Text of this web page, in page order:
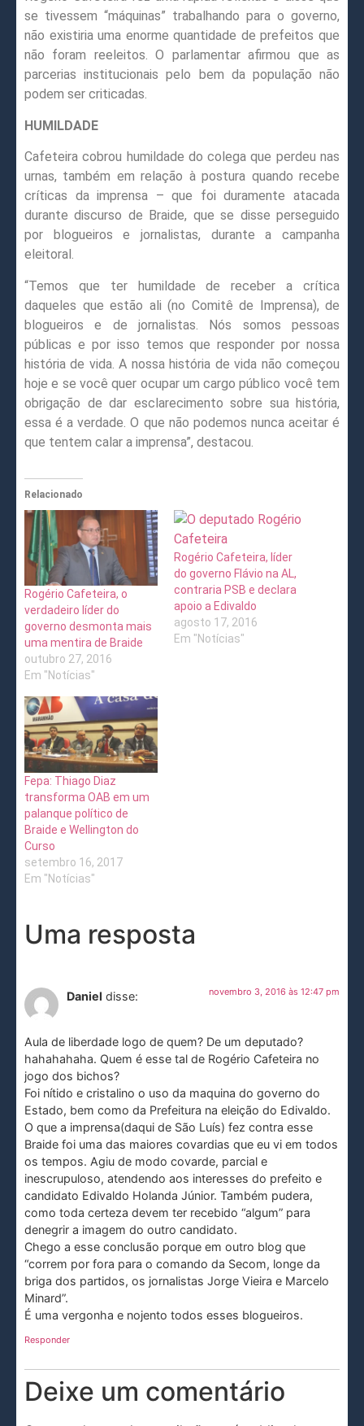
se tivessem “máquinas” trabalhando para o governo,
não existiria uma enorme quantidade de prefeitos que
não foram reeleitos. O parlamentar afirmou que as
parcerias institucionais pelo bem da população não
podem ser criticadas.
HUMILDADE
Cafeteira cobrou humildade do colega que perdeu nas
urnas, também em relação à postura quando recebe
críticas da imprensa – que foi duramente atacada
durante discurso de Braide, que se disse perseguido
por blogueiros e jornalistas, durante a campanha
eleitoral.
“Temos que ter humildade de receber a crítica
daqueles que estão ali (no Comitê de Imprensa), de
blogueiros e de jornalistas. Nós somos pessoas
públicas e por isso temos que responder por nossa
história de vida. A nossa história de vida não começou
hoje e se você quer ocupar um cargo público você tem
obrigação de dar esclarecimento sobre sua história,
essa é a verdade. O que não podemos nunca aceitar é
que tentem calar a imprensa”, destacou.
Relacionado
Rogério Cafeteira, o
verdadeiro líder do
governo desmonta mais
uma mentira de Braide
outubro 27, 2016
Em "Notícias"
Rogério Cafeteira, líder
do governo Flávio na AL,
contraria PSB e declara
apoio a Edivaldo
agosto 17, 2016
Em "Notícias"
Fepa: Thiago Diaz
transforma OAB em um
palanque político de
Braide e Wellington do
Curso
setembro 16, 2017
Em "Notícias"
Uma resposta
Daniel disse: novembro 3, 2016 às 12:47 pm
Aula de liberdade logo de quem? De um deputado?
hahahahaha. Quem é esse tal de Rogério Cafeteira no
jogo dos bichos?
Foi nítido e cristalino o uso da maquina do governo do
Estado, bem como da Prefeitura na eleição do Edivaldo.
O que a imprensa(daqui de São Luís) fez contra esse
Braide foi uma das maiores covardias que eu vi em todos
os tempos. Agiu de modo covarde, parcial e
inescrupuloso, atendendo aos interesses do prefeito e
candidato Edivaldo Holanda Júnior. Também pudera,
como toda certeza devem ter recebido “algum” para
denegrir a imagem do outro candidato.
Chego a esse conclusão porque em outro blog que
“correm por fora para o comando da Secom, longe da
briga dos partidos, os jornalistas Jorge Vieira e Marcelo
Minard”.
É uma vergonha e nojento todos esses blogueiros.
Responder
Deixe um comentário